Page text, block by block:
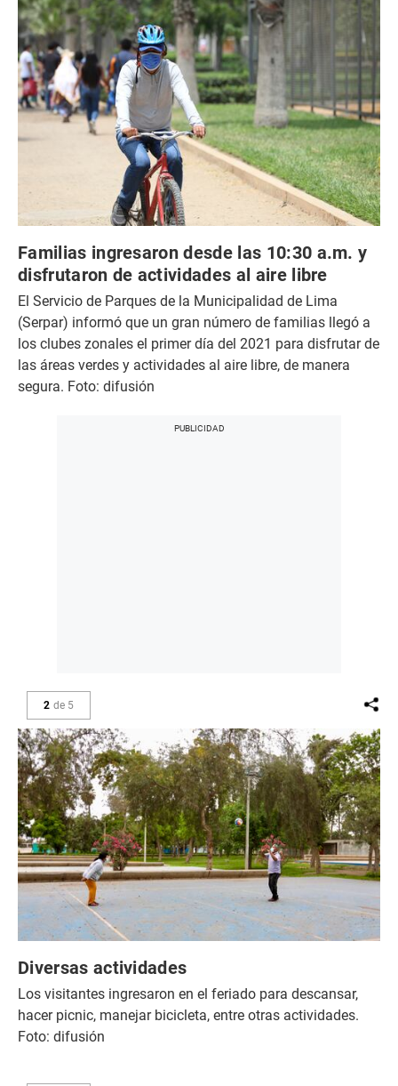
Familias ingresaron desde las 10:30 a.m. y
disfrutaron de actividades al aire libre
El Servicio de Parques de la Municipalidad de Lima
(Serpar) informó que un gran número de familias llegó a
los clubes zonales el primer día del 2021 para disfrutar de
las áreas verdes y actividades al aire libre, de manera
segura. Foto: difusión
2 de 5
Diversas actividades
Los visitantes ingresaron en el feriado para descansar,
hacer picnic, manejar bicicleta, entre otras actividades.
Foto: difusión